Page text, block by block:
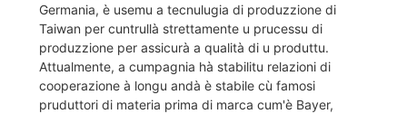
Germania, è usemu a tecnulugia di produzzione di
Taiwan per cuntrullà strettamente u prucessu di
produzzione per assicurà a qualità di u produttu.
Attualmente, a cumpagnia hà stabilitu relazioni di
cooperazione à longu andà è stabile cù famosi
pruduttori di materia prima di marca cum'è Bayer,